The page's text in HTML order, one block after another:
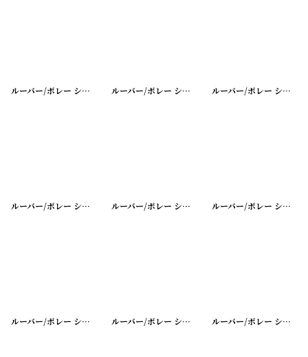
ルーバー/ボレー シャッター シングル [20200401-34
ルーバー/ボレー シャッター シングル [20200401-
ルーバー/ボレー シャッター シングル
ルーバー/ボレー シャッター シングル [20200401-31
ルーバー/ボレー シャッター シングル [20200401-
ルーバー/ボレー シャッター シングル
ルーバー/ボレー シャッター シングル [20200401-28 ]
ルーバー/ボレー シャッター シングル [20200401-
ルーバー/ボレー シャッター シングル